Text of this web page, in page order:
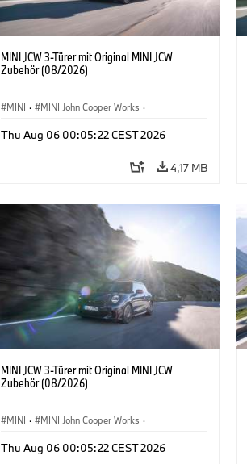
MINI JCW 3-Türer mit Original MINI JCW
Zubehör (08/2026)
MINI · MINI John Cooper Works ·
Sonderausstattungen, Zubehör
Thu Aug 06 00:05:22 CEST 2026
4,17 MB
MINI JCW 3-Türer mit Original MINI JCW
Zubehör (08/2026)
MINI · MINI John Cooper Works ·
Sonderausstattungen, Zubehör
Thu Aug 06 00:05:22 CEST 2026